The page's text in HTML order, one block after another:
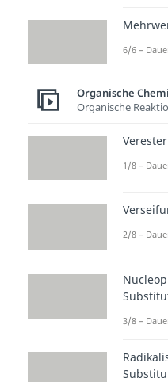
Ihre
Amin
der
wird.
6/6 –
Organische
Organische
1/8 –
2/8 –
3/8 –